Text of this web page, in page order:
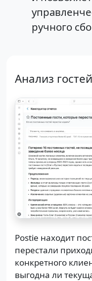
ручного
Анализ
Postie находит
перестали
конкретного
выгодна ли